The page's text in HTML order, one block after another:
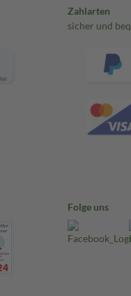
Zahlarten
sicher und
Folge uns